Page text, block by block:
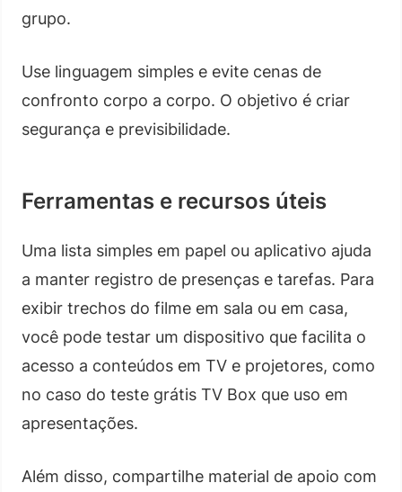
grupo.
Use linguagem simples e evite cenas de
confronto corpo a corpo. O objetivo é criar
segurança e previsibilidade.
Ferramentas e recursos úteis
Uma lista simples em papel ou aplicativo ajuda
a manter registro de presenças e tarefas. Para
exibir trechos do filme em sala ou em casa,
você pode testar um dispositivo que facilita o
acesso a conteúdos em TV e projetores, como
no caso do teste grátis TV Box que uso em
apresentações.
Além disso, compartilhe material de apoio com